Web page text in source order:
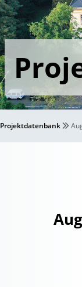
Projektdatenbank